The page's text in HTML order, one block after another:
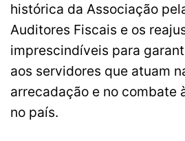
histórica da Associação
Auditores Fiscais e os
imprescindíveis para
aos servidores que atuam
arrecadação e no combate
no país.